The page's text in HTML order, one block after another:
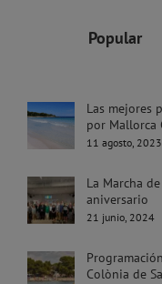
Popular
Las mejores
por Mallorca
11 agosto, 2023
La Marcha
aniversario
21 junio, 2024
Colònia de